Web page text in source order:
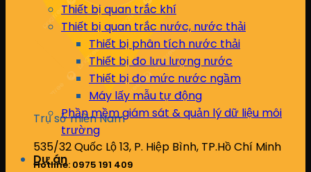
Trụ sở miền Nam
535/32 Quốc Lộ 13, P. Hiệp Bình, TP.Hồ Chí Minh
Hotline: 0975 191 409
Thiết bị quan trắc khí
Thiết bị quan trắc nước, nước thải
Thiết bị phân tích nước thải
Thiết bị đo lưu lượng nước
Thiết bị đo mức nước ngầm
Máy lấy mẫu tự động
Phần mềm giám sát & quản lý dữ liệu môi
trường
Dự án